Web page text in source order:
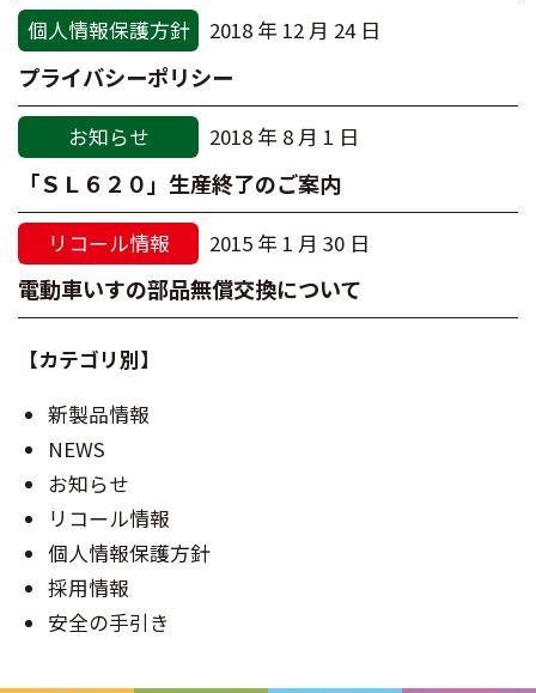
個人情報保護方針 2018 年 12 月 24 日
プライバシーポリシー
お知らせ 2018 年 8 月 1 日
「ＳＬ６２０」生産終了のご案内
リコール情報 2015 年 1 月 30 日
電動車いすの部品無償交換について
【カテゴリ別】
新製品情報
NEWS
お知らせ
リコール情報
個人情報保護方針
採用情報
安全の手引き